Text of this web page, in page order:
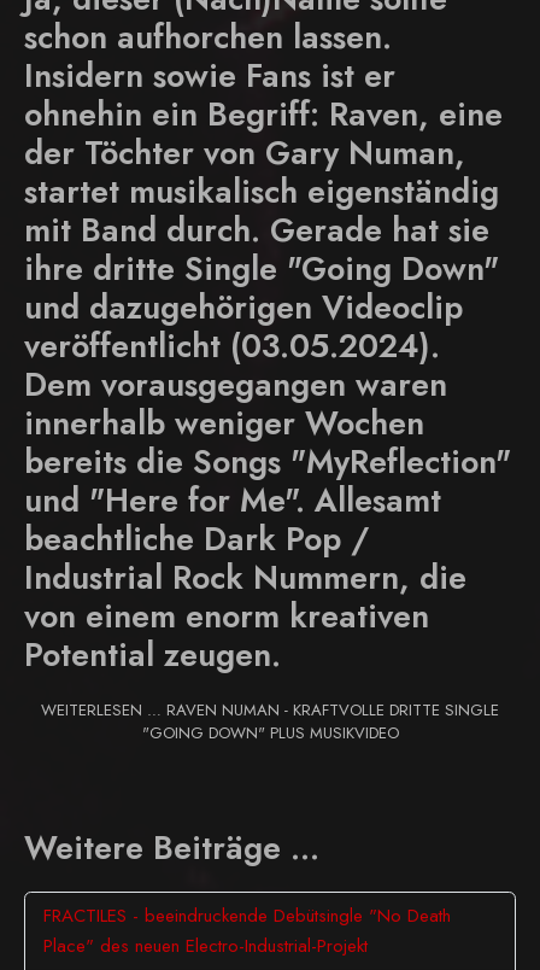
schon aufhorchen lassen.
Insidern sowie Fans ist er
ohnehin ein Begriff: Raven, eine
der Töchter von Gary Numan,
startet musikalisch eigenständig
mit Band durch. Gerade hat sie
ihre dritte Single "Going Down"
und dazugehörigen Videoclip
veröffentlicht (03.05.2024).
Dem vorausgegangen waren
innerhalb weniger Wochen
bereits die Songs "MyReflection"
und "Here for Me". Allesamt
beachtliche Dark Pop /
Industrial Rock Nummern, die
von einem enorm kreativen
Potential zeugen.
WEITERLESEN … RAVEN NUMAN - KRAFTVOLLE DRITTE SINGLE
"GOING DOWN" PLUS MUSIKVIDEO
Weitere Beiträge …
FRACTILES - beeindruckende Debütsingle "No Death
Place" des neuen Electro-Industrial-Projekt